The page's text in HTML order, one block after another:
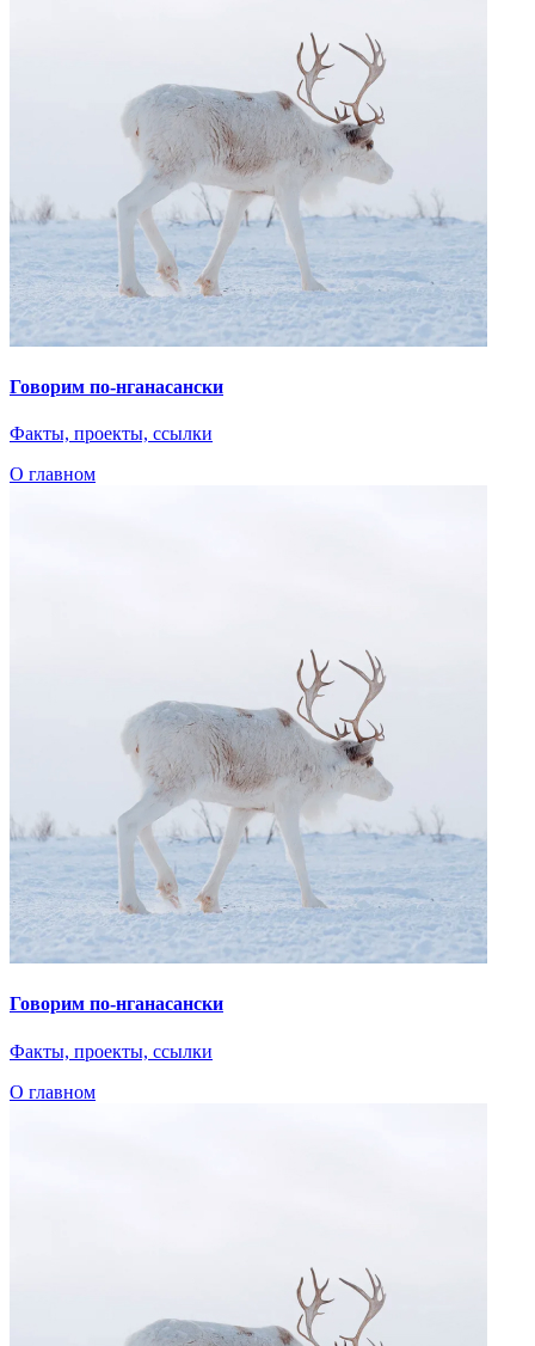
Говорим по-нганасански
Факты, проекты, ссылки
О главном
Говорим по-нганасански
Факты, проекты, ссылки
О главном